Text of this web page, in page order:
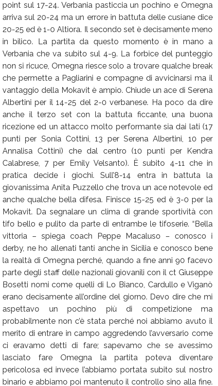
point sul 17-24. Verbania pasticcia un pochino e Omegna
arriva sul 20-24 ma un errore in battuta delle cusiane dice
20-25 ed è 1-0 Altiora. Il secondo set è decisamente meno
in bilico. La partita da questo momento è in mano a
Verbania che va subito sul 4-9. La forbice del punteggio
non si ricuce, Omegna riesce solo a trovare qualche break
che permette a Pagliarini e compagne di avvicinarsi ma il
vantaggio della Mokavit è ampio. Chiude un ace di Serena
Albertini per il 14-25 del 2-0 verbanese. Ha poco da dire
anche il terzo set con la battuta ficcante, una buona
ricezione ed un attacco molto performante sia dai lati (17
punti per Sonia Cottini, 13 per Serena Albertini, 10 per
Annalisa Cottini) che dal centro (10 punti per Kendra
Calabrese, 7 per Emily Velsanto). È subito 4-11 che in
pratica decide i giochi. Sull’8-14 entra in battuta la
giovanissima Anita Puzzello che trova un ace notevole ed
anche qualche bella difesa. Finisce 15-25 ed è 3-0 per la
Mokavit. Da segnalare un clima di grande sportività con
tifo bello e pulito da parte di entrambe le tifoserie. “Bella
vittoria – spiega coach Peppe Macaluso – conosco i
derby, ne ho allenati tanti anche in Sicilia e conosco bene
la realtà di Omegna perché, quando a fine anni 90 facevo
parte degli staff delle nazionali giovanili con il ct Giuseppe
Bosetti nomi come quelli di Lo Bianco, Cardullo e Viganò
erano decisamente all’ordine del giorno. Devo dire che mi
aspettavo un pochino più di competizione ma
probabilmente non c’è stata perché noi abbiamo avuto il
merito di entrare in campo aggredendo l’avversario come
ci eravamo detti di fare; sapevamo che se avessimo
lasciato fare Omegna la partita poteva diventare
pericolosa ed invece l’abbiamo portata subito sul nostro
binario e abbiamo poi mantenuto il controllo sino alla fine.